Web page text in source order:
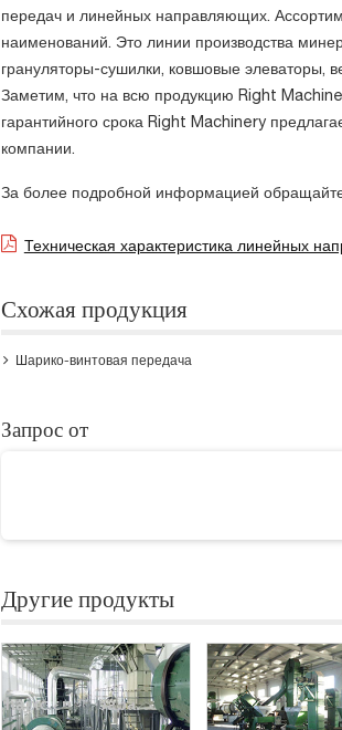
передач и линейных направляющих.
наименований. Это линии производства
грануляторы-сушилки, ковшовые элеваторы,
Заметим, что на всю продукцию Right
гарантийного срока Right Machinery
компании.
За более подробной информацией
Техническая характеристика линейных
Схожая продукция
Шарико-винтовая передача
Запрос от
Другие продукты